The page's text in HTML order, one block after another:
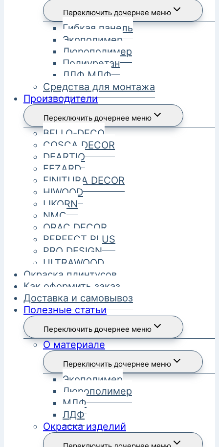
Переключить дочернее меню
Гибкая панель
Экополимер
Дюрополимер
Полиуретан
ЛДФ МДФ
Средства для монтажа
Производители
Переключить дочернее меню
BELLO-DECO
COSCA DECOR
DEARTIO
FEZARD
FINITURA DECOR
HIWOOD
LIKORN
NMC
ORAC DECOR
PERFECT PLUS
PRO DESIGN
ULTRAWOOD
Окраска плинтусов
Как оформить заказ
Доставка и самовывоз
Полезные статьи
Переключить дочернее меню
О материале
Переключить дочернее меню
Экополимер
Дюрополимер
МДФ
ЛДФ
Окраска изделий